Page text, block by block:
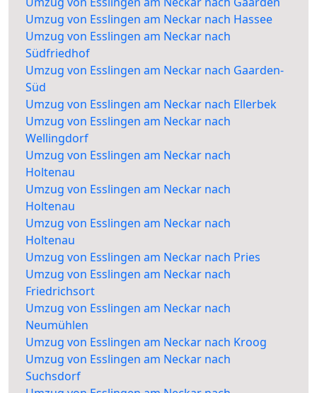
Umzug von Esslingen am Neckar nach Hassee
Umzug von Esslingen am Neckar nach
Südfriedhof
Umzug von Esslingen am Neckar nach Gaarden-
Süd
Umzug von Esslingen am Neckar nach Ellerbek
Umzug von Esslingen am Neckar nach
Wellingdorf
Umzug von Esslingen am Neckar nach
Holtenau
Umzug von Esslingen am Neckar nach
Holtenau
Umzug von Esslingen am Neckar nach
Holtenau
Umzug von Esslingen am Neckar nach Pries
Umzug von Esslingen am Neckar nach
Friedrichsort
Umzug von Esslingen am Neckar nach
Neumühlen
Umzug von Esslingen am Neckar nach Kroog
Umzug von Esslingen am Neckar nach
Suchsdorf